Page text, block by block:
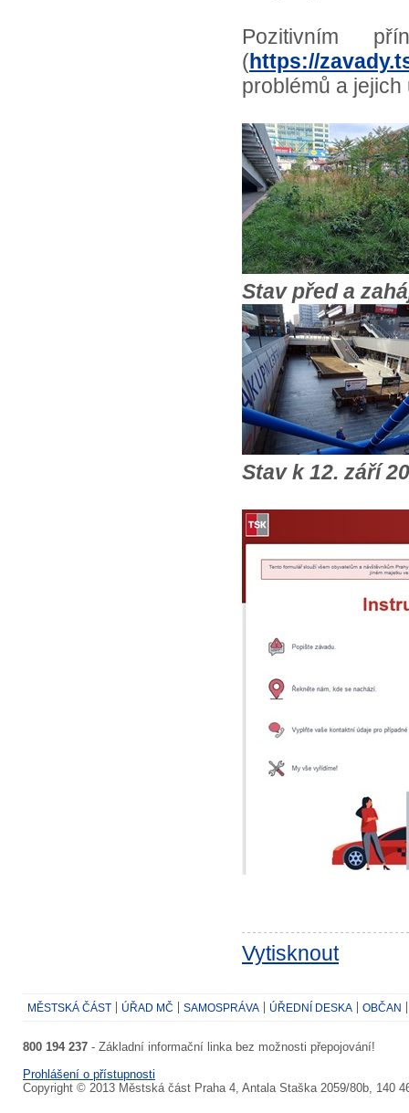
Pozitivním
(https://
problémů a
Stav před a
Stav k 12. září
Vytisknout
MĚSTSKÁ ČÁST ÚŘAD MČ SAMOSPRÁVA ÚŘEDNÍ DESKA OBČAN
800 194 237 - Základní informační linka bez možnosti přepojování!
Prohlášení o přístupnosti
Copyright © 2013 Městská část Praha 4, Antala Staška 2059/80b, 140